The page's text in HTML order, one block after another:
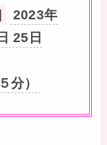
2023年
25日
分）